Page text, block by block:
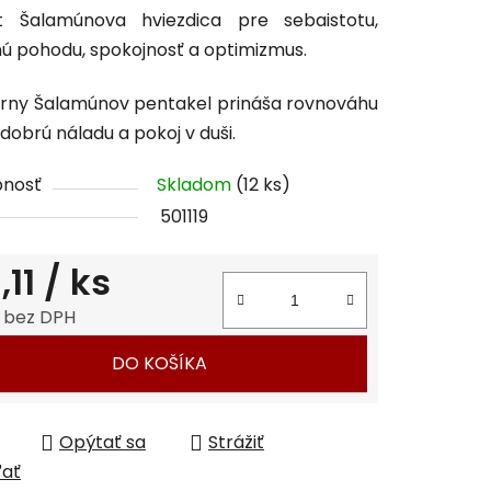
Šalamúnova hviezdica pre sebaistotu,
pohodu, spokojnosť a optimizmus.
Šalamúnov pentakel prináša rovnováhu
náladu a pokoj v duši.
Skladom (12 ks)
501119
/ ks
DPH
DO KOŠÍKA
Opýtať sa
Strážiť